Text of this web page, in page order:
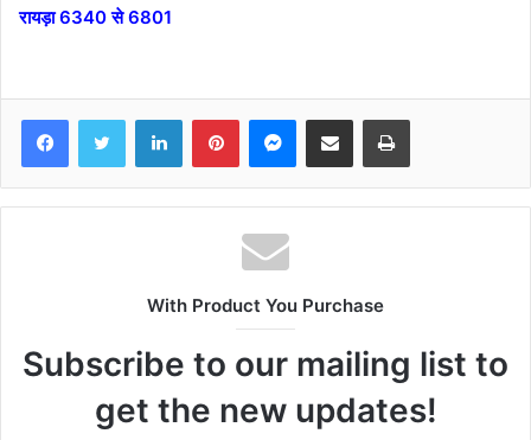
रायड़ा 6340 से 6801
FacebookTwitter LinkedInPinterestMessenger
Share via Email Print
With Product You Purchase
Subscribe to our mailing list to
get the new updates!